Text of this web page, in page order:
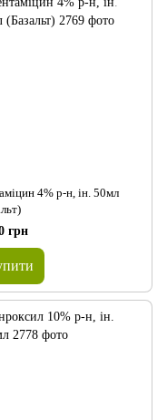
4% р-н, ін. 50мл
грн